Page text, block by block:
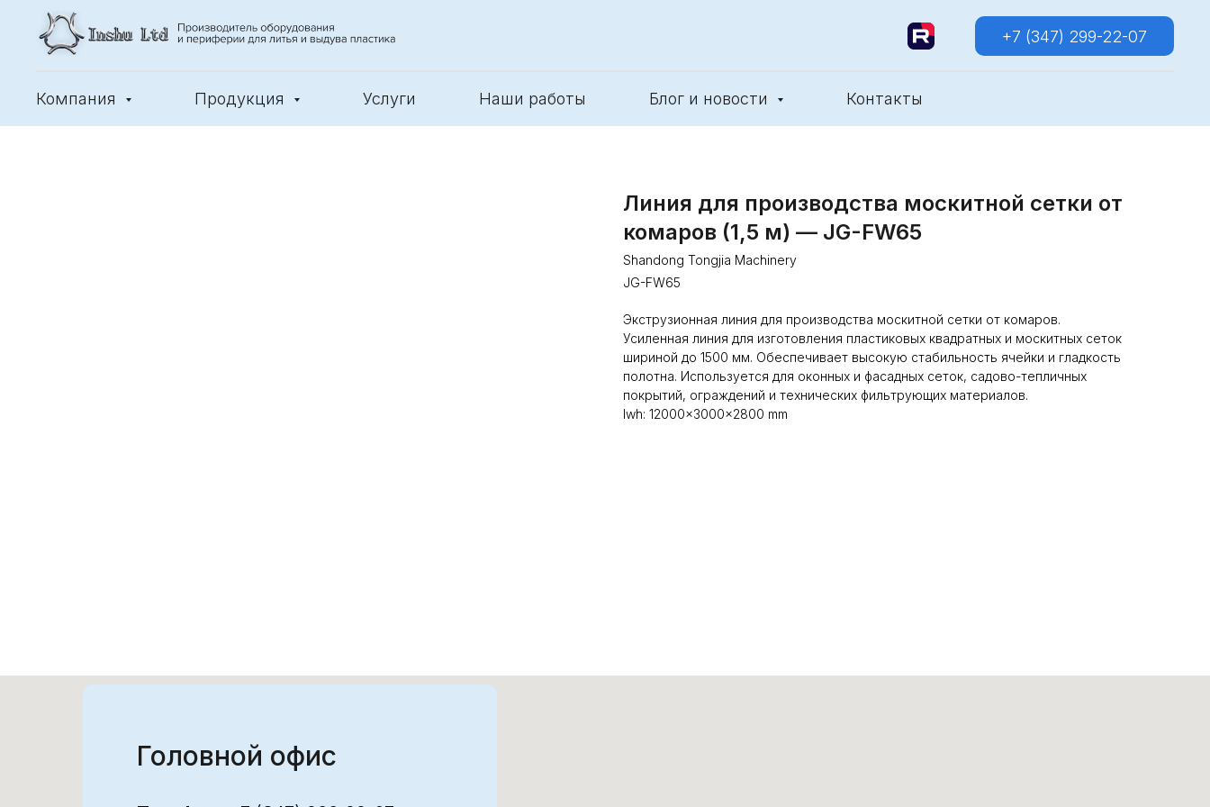
+7 (347) 299-22-07
Компания Продукция Услуги Наши работы Блог и новости Контакты
Линия для производства москитной сетки от
комаров (1,5 м) — JG-FW65
Shandong Tongjia Machinery
JG-FW65
Экструзионная линия для производства москитной сетки от комаров.
Усиленная линия для изготовления пластиковых квадратных и москитных сеток
шириной до 1500 мм. Обеспечивает высокую стабильность ячейки и гладкость
полотна. Используется для оконных и фасадных сеток, садово-тепличных
покрытий, ограждений и технических фильтрующих материалов.
lwh: 12000x3000x2800 mm
Головной офис